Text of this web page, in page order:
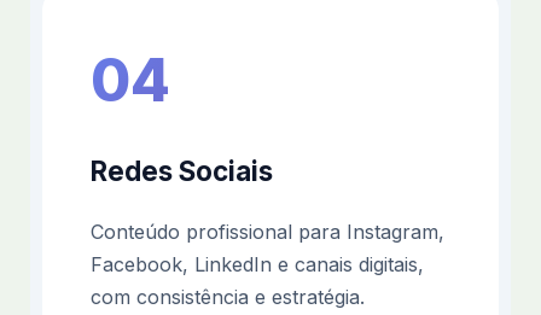
04
Redes Sociais
Conteúdo profissional para Instagram,
Facebook, LinkedIn e canais digitais,
com consistência e estratégia.